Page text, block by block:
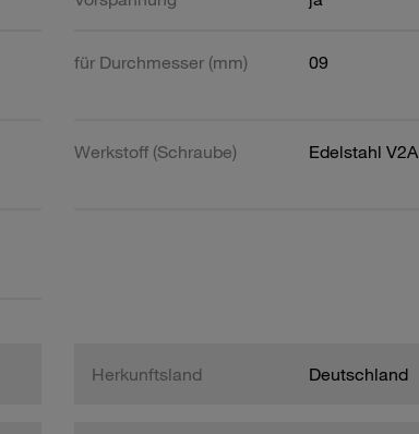
für Durchmesser (mm) 09
Werkstoff (Schraube) Edelstahl V2A
Herkunftsland Deutschland